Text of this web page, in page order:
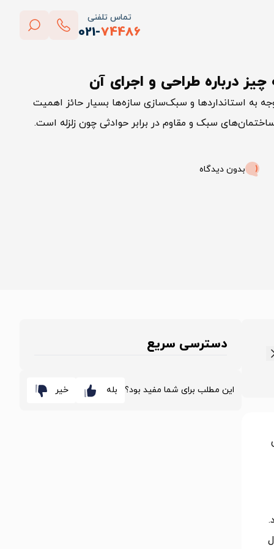
تماس تلفنی
021-74486
پاک کردن
درباره طراحی و اجرای آن
به استانداردها و سبک‌سازی سازه‌ها بسیار حائز اهمیت
سبک و مقاوم در برابر حوادثی چون زلزله است.
بدون دیدگاه
دسترسی سریع
این مطلب برای شما مفید بود؟ بله خیر